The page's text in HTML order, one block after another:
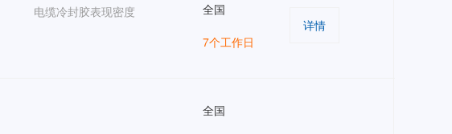
电缆冷封胶表现密度 全国
7个工作日
详情
全国